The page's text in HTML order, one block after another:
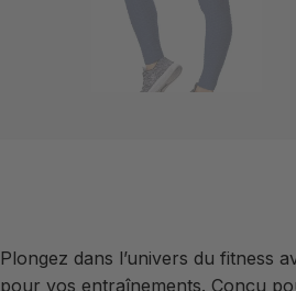
Plongez dans l’univers du fitness
pour vos entraînements. Conçu